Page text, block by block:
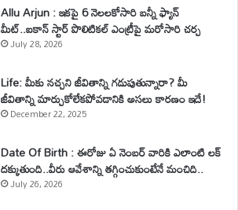
Allu Arjun : ఇకపై 6 నెలలకోసారి బన్నీ ఫ్యాన్
మీట్..ఐకాన్ స్టార్ పొలిటికల్ ఎంట్రీపై మరోసారి చర్చ
July 28, 2026
Life: మీకు నచ్చని జీవితాన్ని గడుపుతున్నారా? మీ
జీవితాన్ని మార్చుకోలేకపోవడానికి అసలు కారణం ఇదే!
December 22, 2025
Date Of Birth : ఈరోజు ఏ నెంబర్ వారికి ఎలాంటి లక్
దక్కుతుంది..వీరు ఆవేశాన్ని తగ్గించుకుంటేనే మంచిది..
July 26, 2026